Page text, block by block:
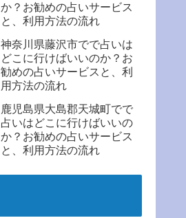
か？お勧めの占いサービス
と、利用方法の流れ
神奈川県藤沢市でで占いは
どこに行けばいいのか？お
勧めの占いサービスと、利
用方法の流れ
鹿児島県大島郡天城町でで
占いはどこに行けばいいの
か？お勧めの占いサービス
と、利用方法の流れ